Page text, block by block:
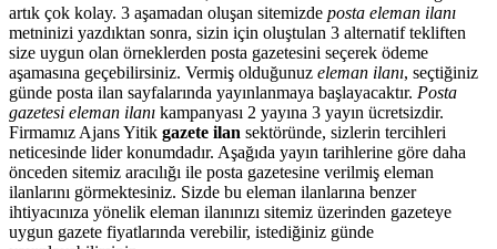
artık çok kolay. 3 aşamadan oluşan sitemizde posta eleman ilanı
metninizi yazdıktan sonra, sizin için oluştulan 3 alternatif tekliften
size uygun olan örneklerden posta gazetesini seçerek ödeme
aşamasına geçebilirsiniz. Vermiş olduğunuz eleman ilanı, seçtiğiniz
günde posta ilan sayfalarında yayınlanmaya başlayacaktır. Posta
gazetesi eleman ilanı kampanyası 2 yayına 3 yayın ücretsizdir.
Firmamız Ajans Yitik gazete ilan sektöründe, sizlerin tercihleri
neticesinde lider konumdadır. Aşağıda yayın tarihlerine göre daha
önceden sitemiz aracılığı ile posta gazetesine verilmiş eleman
ilanlarını görmektesiniz. Sizde bu eleman ilanlarına benzer
ihtiyacınıza yönelik eleman ilanınızı sitemiz üzerinden gazeteye
uygun gazete fiyatlarında verebilir, istediğiniz günde